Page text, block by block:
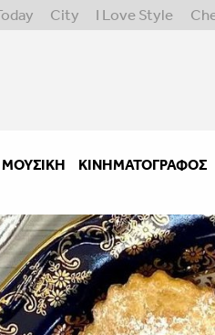
City I Love Style
ΜΟΥΣΙΚΉ ΚΙΝΗΜΑΤΟΓΡΆΦΟΣ